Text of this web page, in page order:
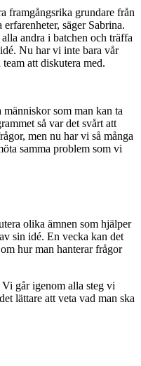
framgångsrika grundare från
säger Sabrina.
andra i batchen och träffa
Nu har vi inte bara vår
att diskutera med.
som man kan ta
så var det svårt att
men nu har vi så många
samma problem som vi
olika ämnen som hjälper
sin idé. En vecka kan det
hur man hanterar frågor
går igenom alla steg vi
lättare att veta vad man ska